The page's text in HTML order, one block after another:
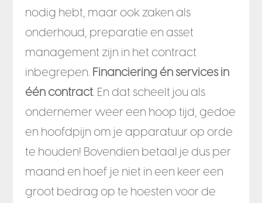
nodig hebt, maar ook zaken als
onderhoud, preparatie en asset
management zijn in het contract
inbegrepen. Financiering én services in
één contract. En dat scheelt jou als
ondernemer weer een hoop tijd, gedoe
en hoofdpijn om je apparatuur op orde
te houden! Bovendien betaal je dus per
maand en hoef je niet in een keer een
groot bedrag op te hoesten voor de